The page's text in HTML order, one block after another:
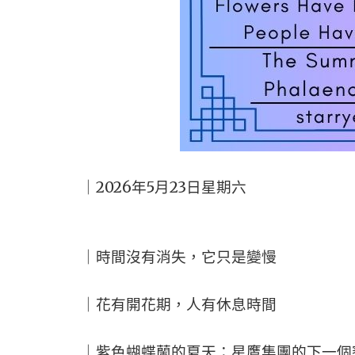
｜2026年5月23日星期六
｜時間沒有消失，它只是變慢
｜花有開花期，人有休息時間